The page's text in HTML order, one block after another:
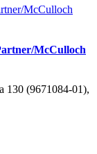
McCulloch
130 (9671084-01),